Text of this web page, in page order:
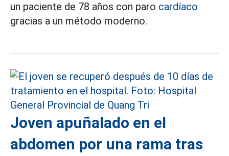
un paciente de 78 años con paro cardíaco
gracias a un método moderno.
Joven apuñalado en el
abdomen por una rama tras